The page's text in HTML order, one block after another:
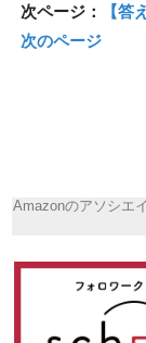
次ページ：
【
次のページ
Amazonのアソシエ